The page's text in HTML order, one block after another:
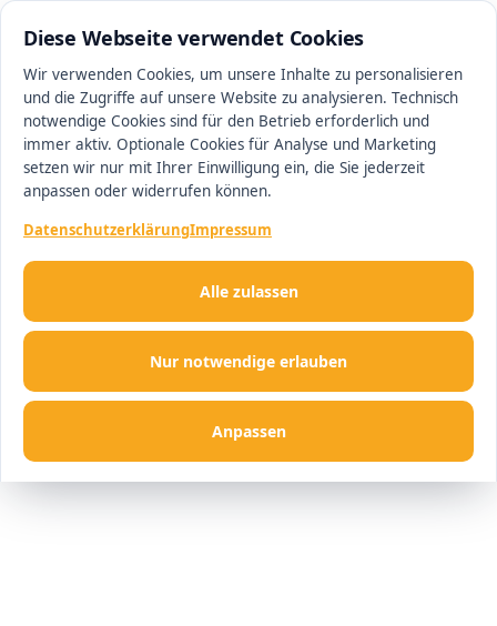
Diese Webseite verwendet Cookies
Wir verwenden Cookies, um unsere Inhalte zu personalisieren
und die Zugriffe auf unsere Website zu analysieren. Technisch
notwendige Cookies sind für den Betrieb erforderlich und
immer aktiv. Optionale Cookies für Analyse und Marketing
setzen wir nur mit Ihrer Einwilligung ein, die Sie jederzeit
anpassen oder widerrufen können.
DatenschutzerklärungImpressum
Nur notwendige erlauben
Anpassen
Alle zulassen